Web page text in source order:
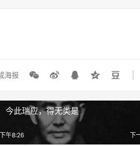
海报
今此瑞应，得无类是
下
午8:26